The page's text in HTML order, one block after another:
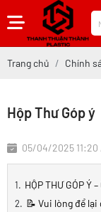
Trang chủ Chính
Hộp Thư Góp ý
05/04/2025 11:20
HỘP THƯ GÓP Ý
📝 Vui lòng để lại